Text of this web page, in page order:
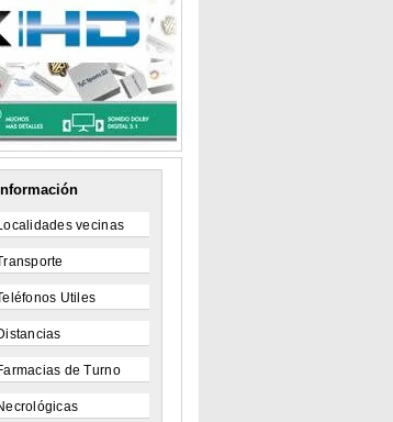
Información
vecinas
Utiles
de Turno